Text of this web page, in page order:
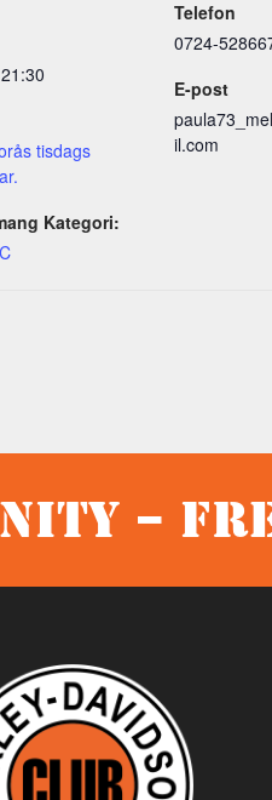
tisdags
Kategori:
Telefon
0724-
E-post
il.com
–